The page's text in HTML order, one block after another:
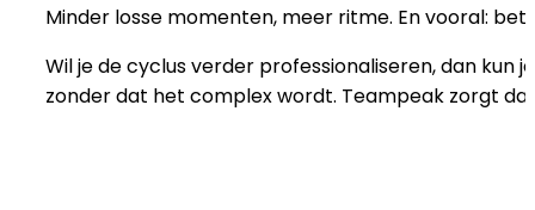
Minder losse momenten, meer ritme. En vooral:
Wil je de cyclus verder professionaliseren, dan
zonder dat het complex wordt. Teampeak zorgt